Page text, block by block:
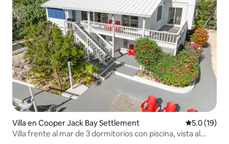
Villa en Cooper Jack Bay Settlement Calificación
5.0 (19)
Villa frente al mar de 3 dormitorios con piscina, vista al